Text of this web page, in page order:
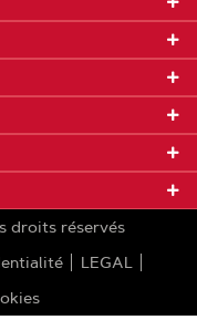
droits réservés
LEGAL